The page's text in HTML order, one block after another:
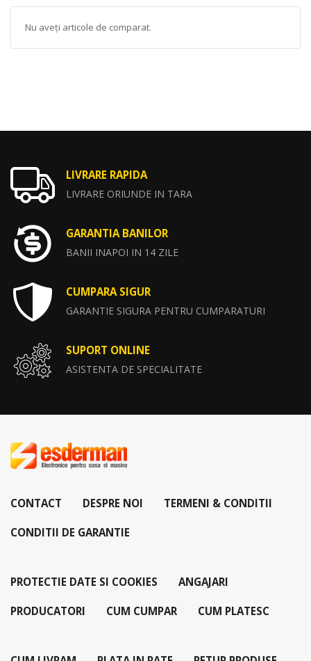
Nu aveți articole de comparat.
LIVRARE RAPIDA
LIVRARE ORIUNDE IN TARA
GARANTIA BANILOR
BANII INAPOI IN 14 ZILE
CUMPARA SIGUR
GARANTIE SIGURA PENTRU CUMPARATURI
SUPORT ONLINE
ASISTENTA DE SPECIALITATE
CONTACT DESPRE NOI TERMENI & CONDITII
CONDITII DE GARANTIE
PROTECTIE DATE SI COOKIES ANGAJARI
PRODUCATORI CUM CUMPAR CUM PLATESC